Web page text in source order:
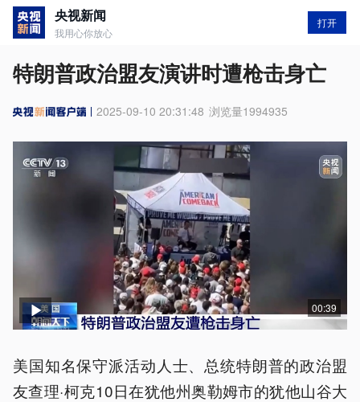
央视新闻
我用心你放心
打开
特朗普政治盟友演讲时遭枪击身亡
2025-09-10 20:31:48 浏览量1994935
00:39
美国知名保守派活动人士、总统特朗普的政治盟
友查理·柯克10日在犹他州奥勒姆市的犹他山谷大